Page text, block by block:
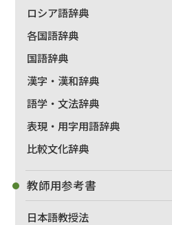
ロシア語辞典
各国語辞典
国語辞典
漢字・漢和辞典
語学・文法辞典
表現・用字用語辞典
比較文化辞典
教師用参考書
日本語教授法